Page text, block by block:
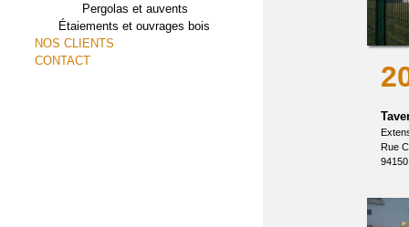
Pergolas et auvents
Étaiements et ouvrages bois
NOS CLIENTS
CONTACT
Rue